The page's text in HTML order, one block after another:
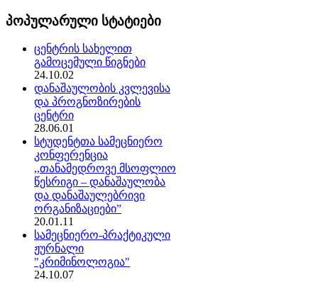
პოპულარული სტატიები
ცენტრის სახელით
გამოცემული წიგნები
24.10.02
დანაშაულობის კვლევისა
და პროგნოზირების
ცენტრი
28.06.01
სტუდენტთა სამეცნიერო
კონფერენცია
,,თანამედროვე მსოფლიო
წესრიგი – დანაშაულობა
და დანაშაულებრივი
ორგანიზაციები”
20.01.11
სამეცნიერო-პრაქტიკული
ჟურნალი
"კრიმინოლოგია"
24.10.07